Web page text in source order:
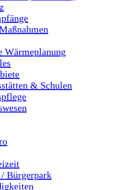
Wärmeplanung
& Schulen
Bürgerpark